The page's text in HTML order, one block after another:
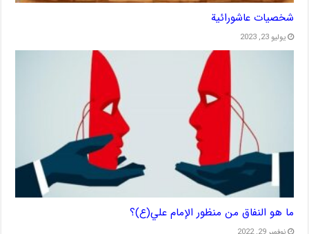
شخصیات عاشورائیة
يوليو 23, 2023
ما هو النفاق من منظور الإمام علي(ع)؟